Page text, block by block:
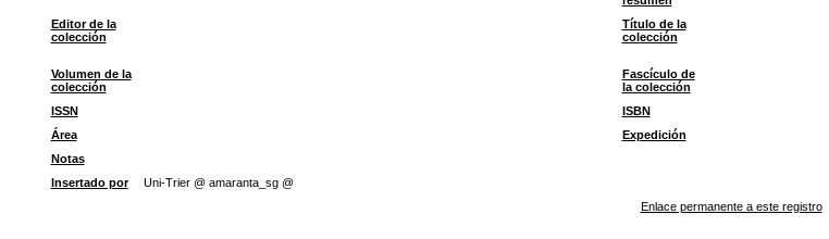
Editor de la
colección
Título de la
colección
Volumen de la
colección
Fascículo de
la colección
ISSN ISBN
Área
Expedición
Notas
Insertado por
Uni-Trier @ amaranta_sg @
Enlace permanente a este registro